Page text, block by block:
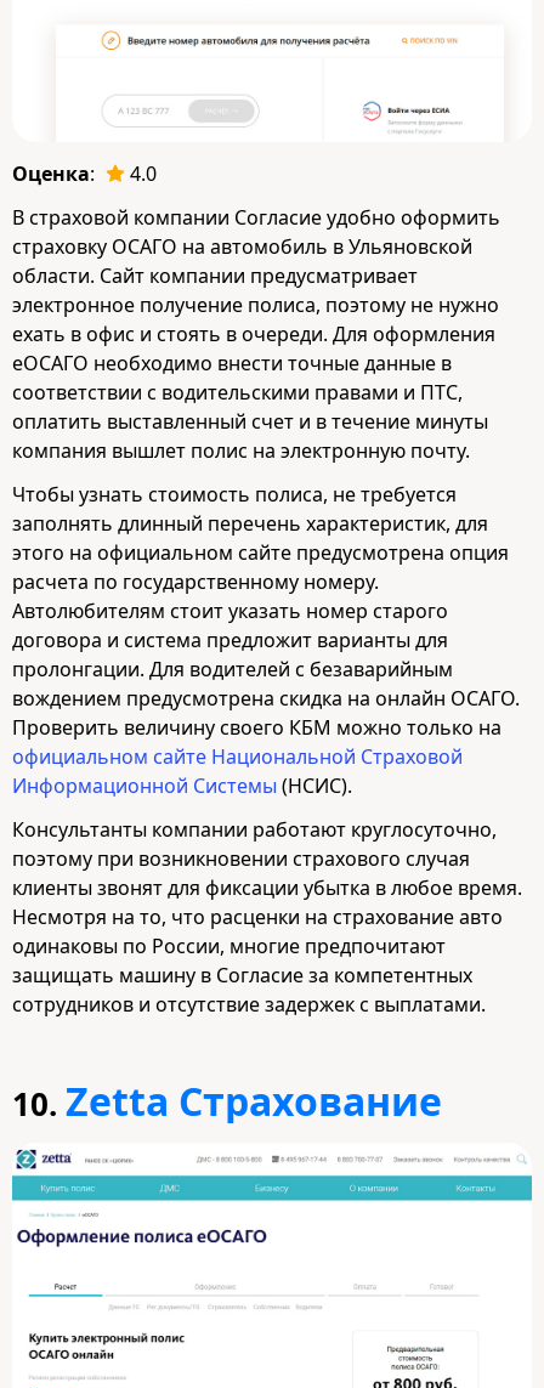
Оценка:
4.0
В страховой компании Согласие удобно оформить
страховку ОСАГО на автомобиль в Ульяновской
области. Сайт компании предусматривает
электронное получение полиса, поэтому не нужно
ехать в офис и стоять в очереди. Для оформления
eОСАГО необходимо внести точные данные в
соответствии с водительскими правами и ПТС,
оплатить выставленный счет и в течение минуты
компания вышлет полис на электронную почту.
Чтобы узнать стоимость полиса, не требуется
заполнять длинный перечень характеристик, для
этого на официальном сайте предусмотрена опция
расчета по государственному номеру.
Автолюбителям стоит указать номер старого
договора и система предложит варианты для
пролонгации. Для водителей с безаварийным
вождением предусмотрена скидка на онлайн ОСАГО.
Проверить величину своего КБМ можно только на
официальном сайте Национальной Страховой
Информационной Системы (НСИС).
Консультанты компании работают круглосуточно,
поэтому при возникновении страхового случая
клиенты звонят для фиксации убытка в любое время.
Несмотря на то, что расценки на страхование авто
одинаковы по России, многие предпочитают
защищать машину в Согласие за компетентных
сотрудников и отсутствие задержек с выплатами.
10. Zetta Страхование